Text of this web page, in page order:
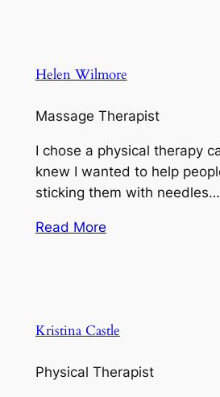
Helen Wilmore
Massage Therapist
I chose a physical therapy
knew I wanted to help
sticking them with needles…
Read More
Kristina Castle
Physical Therapist